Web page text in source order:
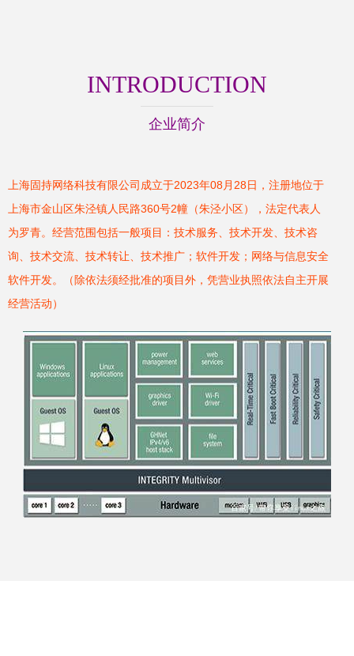
INTRODUCTION
企业简介
上海固持网络科技有限公司成立于2023年08月28日，注册地位于
上海市金山区朱泾镇人民路360号2幢（朱泾小区），法定代表人
为罗青。经营范围包括一般项目：技术服务、技术开发、技术咨
询、技术交流、技术转让、技术推广；软件开发；网络与信息安全
软件开发。（除依法须经批准的项目外，凭营业执照依法自主开展
经营活动）